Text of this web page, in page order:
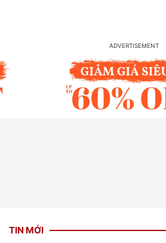
TIN MỚI